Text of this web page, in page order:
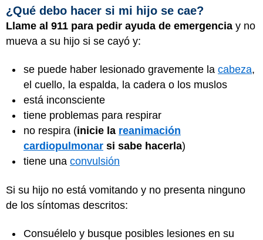
¿Qué debo hacer si mi hijo se cae?
Llame al 911 para pedir ayuda de emergencia y no
mueva a su hijo si se cayó y:
se puede haber lesionado gravemente la cabeza,
el cuello, la espalda, la cadera o los muslos
está inconsciente
tiene problemas para respirar
no respira (inicie la reanimación
cardiopulmonar si sabe hacerla)
tiene una convulsión
Si su hijo no está vomitando y no presenta ninguno
de los síntomas descritos:
Consuélelo y busque posibles lesiones en su